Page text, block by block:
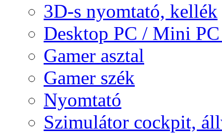
3D-s nyomtató, kellék
Desktop PC / Mini
Gamer asztal
Gamer szék
Nyomtató
Szimulátor cockpit,